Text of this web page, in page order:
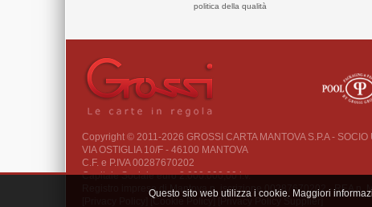
politica della qualità
Copyright © 2011-2026 GROSSI CARTA MANTOVA S.P.A - SOCIO
VIA OSTIGLIA 10/F - 46100 MANTOVA
C.F. e P.IVA 00287670202
Capitale Sociale euro 2.000.000,00 i.v.
Registro imprese di Mantova n. iscrizione 00287670202 - REA n.
Questo sito web utilizza i cookie. Maggiori
[Cookie Policy] [Privacy Policy Supplier]